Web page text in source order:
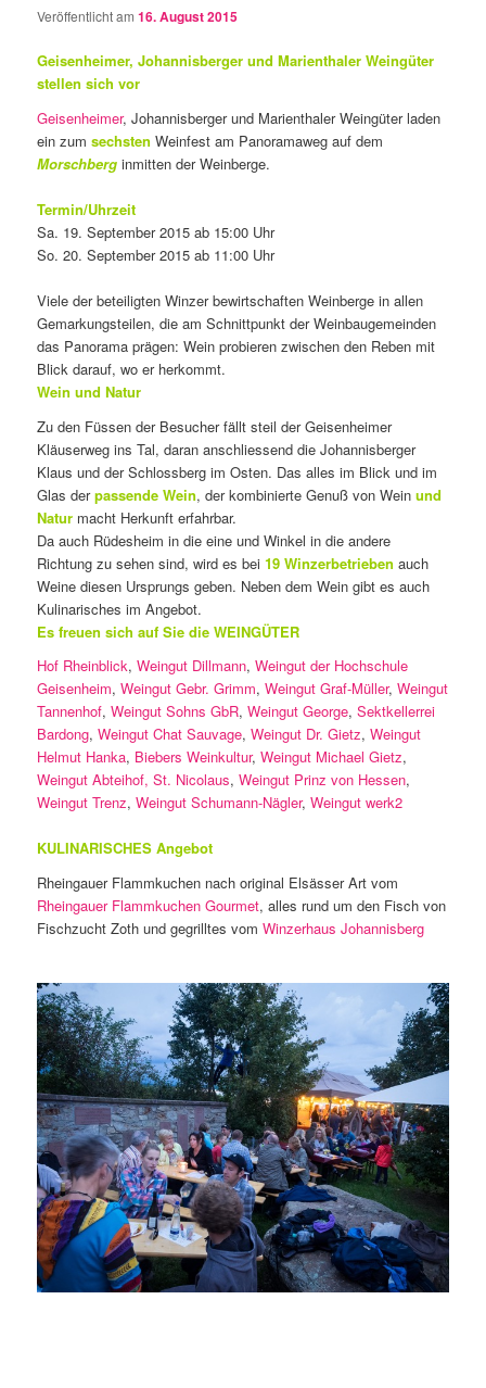
Veröffentlicht am16. August 2015
Geisenheimer, Johannisberger undMarienthalerWeingüter
stellen sich vor
Geisenheimer, Johannisberger und Marienthaler Weingüter laden
ein zumsechsten Weinfest am Panoramaweg auf dem
Morschberg inmitten der Weinberge.
Termin/Uhrzeit
Sa. 19. September 2015 ab 15:00 Uhr
So. 20. September 2015 ab 11:00 Uhr
Viele der beteiligten Winzer bewirtschaften Weinberge in allen
Gemarkungsteilen, die am Schnittpunkt der Weinbaugemeinden
das Panorama prägen: Wein probieren zwischen den Reben mit
Blick darauf, wo er herkommt.
Wein und Natur
Zu den Füssen der Besucher fällt steil der Geisenheimer
Kläuserweg ins Tal, daran anschliessend die Johannisberger
Klaus und der Schlossberg im Osten. Das alles im Blick und im
Glas derpassende Wein, der kombinierte Genuß von Weinund
Natur macht Herkunft erfahrbar.
Da auch Rüdesheim in die eine und Winkel in die andere
Richtung zu sehen sind, wird es bei19 Winzerbetrieben auch
Weine diesen Ursprungs geben. Neben dem Wein gibt es auch
Kulinarisches im Angebot.
Es freuen sich auf Sie die WEINGÜTER
Hof Rheinblick,Weingut Dillmann,Weingut der Hochschule
Geisenheim,Weingut Gebr. Grimm,Weingut Graf-Müller,Weingut
Tannenhof,Weingut Sohns GbR,Weingut George,Sektkellerrei
Bardong,Weingut Chat Sauvage,Weingut Dr. Gietz,Weingut
Helmut Hanka, Biebers Weinkultur,Weingut Michael Gietz,
Weingut Abteihof, St. Nicolaus,Weingut Prinz von Hessen,
Weingut Trenz,Weingut Schumann-Nägler, Weingut werk2
KULINARISCHES Angebot
Rheingauer Flammkuchen nach original Elsässer Art vom
Rheingauer Flammkuchen Gourmet, alles rund um den Fisch von
Fischzucht Zoth und gegrilltes vomWinzerhaus Johannisberg